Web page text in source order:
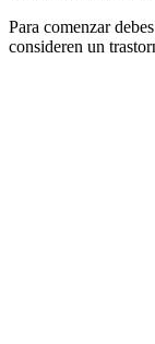
Para comenzar
consideren un